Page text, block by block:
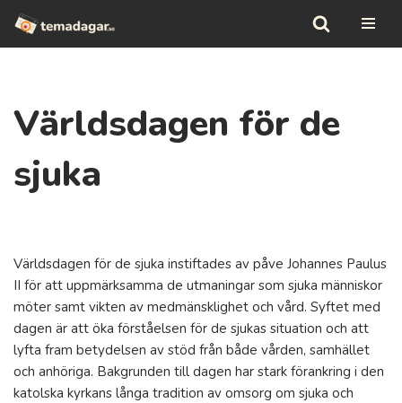
Hoppa
Världsdagen för de
sjuka
Världsdagen för de sjuka instiftades av påve Johannes Paulus
II för att uppmärksamma de utmaningar som sjuka människor
möter samt vikten av medmänsklighet och vård. Syftet med
dagen är att öka förståelsen för de sjukas situation och att
lyfta fram betydelsen av stöd från både vården, samhället
och anhöriga. Bakgrunden till dagen har stark förankring i den
katolska kyrkans långa tradition av omsorg om sjuka och